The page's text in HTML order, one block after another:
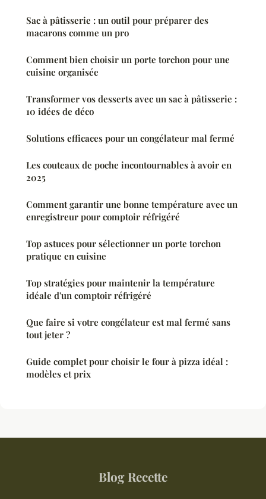
Sac à pâtisserie : un outil pour préparer des
macarons comme un pro
Comment bien choisir un porte torchon pour une
cuisine organisée
Transformer vos desserts avec un sac à pâtisserie :
10 idées de déco
Solutions efficaces pour un congélateur mal fermé
Les couteaux de poche incontournables à avoir en
2025
Comment garantir une bonne température avec un
enregistreur pour comptoir réfrigéré
Top astuces pour sélectionner un porte torchon
pratique en cuisine
Top stratégies pour maintenir la température
idéale d'un comptoir réfrigéré
Que faire si votre congélateur est mal fermé sans
tout jeter ?
Guide complet pour choisir le four à pizza idéal :
modèles et prix
Blog Recette